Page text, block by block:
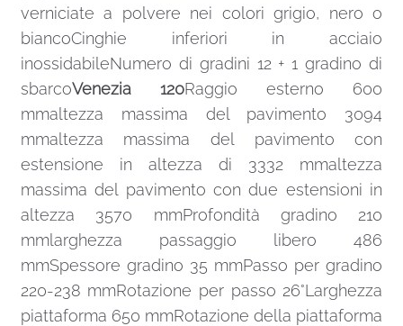
verniciate a polvere nei colori grigio, nero o
biancoCinghie inferiori in acciaio
inossidabileNumero di gradini 12 + 1 gradino di
sbarcoVenezia 120Raggio esterno 600
mmaltezza massima del pavimento 3094
mmaltezza massima del pavimento con
estensione in altezza di 3332 mmaltezza
massima del pavimento con due estensioni in
altezza 3570 mmProfondità gradino 210
mmlarghezza passaggio libero 486
mmSpessore gradino 35 mmPasso per gradino
220-238 mmRotazione per passo 26°Larghezza
piattaforma 650 mmRotazione della piattaforma